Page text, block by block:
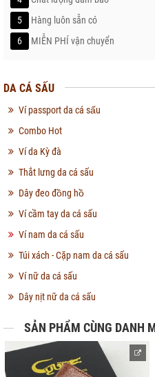
5
Hàng luôn sẵn có
6
MIỄN PHÍ vận chuyển
DA CÁ SẤU
Ví passport da cá sấu
Combo Hot
Ví da Kỳ đà
Thắt lưng da cá sấu
Dây đeo đồng hồ
Ví cầm tay da cá sấu
Ví nam da cá sấu
Túi xách - Cặp nam da cá sấu
Ví nữ da cá sấu
Dây nịt nữ da cá sấu
SẢN PHẨM CÙNG DANH